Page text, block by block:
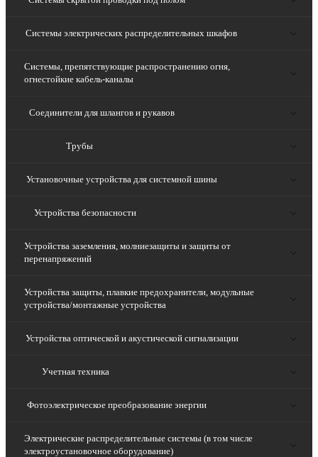
Системы электрических распределительных шкафов
Системы, препятствующие распространению огня,
огнестойкие кабель-каналы
Соединители для шлангов и рукавов
Трубы
Установочные устройства для системной шины
Устройства безопасности
Устройства заземления, молниезащиты и защиты от
перенапряжений
Устройства защиты, плавкие предохранители, модульные
устройства/монтажные устройства
Устройства оптической и акустической сигнализации
Учетная техника
Фотоэлектрическое преобразование энергии
Электрические распределительные системы (в том числе
электроустановочное оборудование)